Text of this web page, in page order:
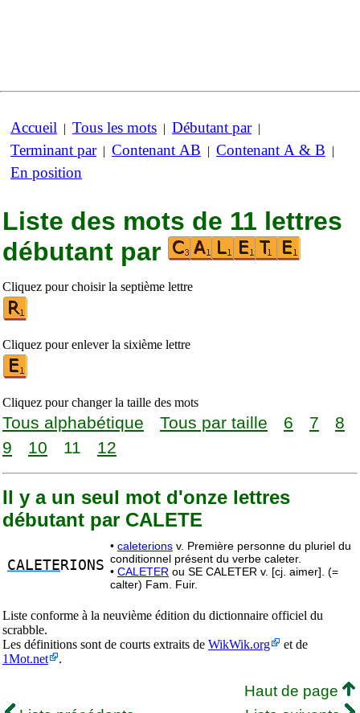
Accueil | Tous les mots | Débutant par|
Terminant par| Contenant AB | Contenant A & B |
En position
Liste des mots de 11 lettres
débutant par
Cliquez pour choisir la septième lettre
Cliquez pour enlever la sixième lettre
Cliquez pour changer la taille des mots
Tous alphabétique Tous par taille 6 7
8
9
10 11 12
Il y a un seul mot d'onze lettres
débutant par CALETE
CALETE RIONS
• caleterions v. Première personne du pluriel du
conditionnel présent du verbe caleter.
• CALETER ou SE CALETER v. [cj. aimer]. (=
calter) Fam. Fuir.
Liste conforme à la neuvième édition du dictionnaire officiel du
scrabble.
Les définitions sont de courts extraits de WikWik.org
et de
1Mot.net
.
Haut de page